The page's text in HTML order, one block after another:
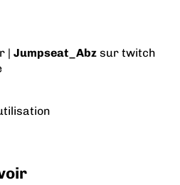
|Jumpseat_Abz sur twitch